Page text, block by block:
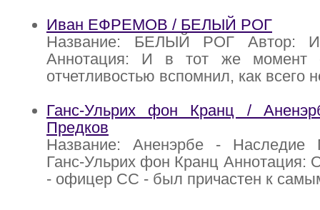
Иван ЕФРЕМОВ / БЕЛЫЙ РОГ
Название: БЕЛЫЙ РОГ Автор:
Аннотация: И в тот же момент
отчетливостью вспомнил, как всего
Ганс-Ульрих фон Кранц /
Предков
Название: Аненэрбе - Наследие
Ганс-Ульрих фон Кранц Аннотация:
- офицер СС - был причастен к